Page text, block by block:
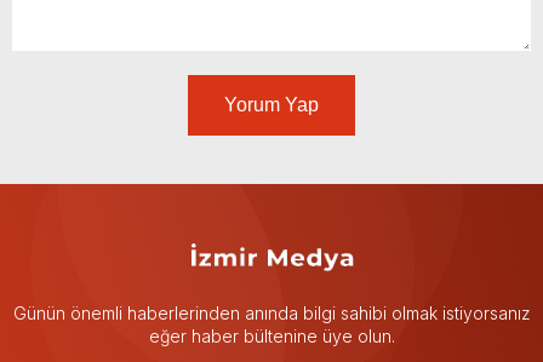
Yorum Yap
Günün önemli haberlerinden anında bilgi sahibi olmak istiyorsanız
eğer haber bültenine üye olun.